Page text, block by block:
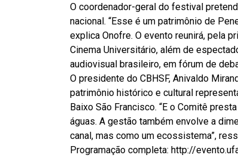
O coordenador-geral do festival
nacional. “Esse é um patrimônio de
explica Onofre. O evento reunirá, pela
Cinema Universitário, além de
audiovisual brasileiro, em fórum de
O presidente do CBHSF, Anivaldo
patrimônio histórico e cultural
Baixo São Francisco. “E o Comitê
águas. A gestão também envolve a
canal, mas como um ecossistema”,
Programação completa: http://